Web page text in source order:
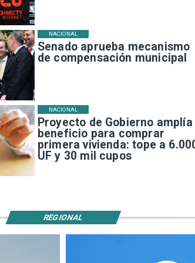
Senado aprueba mecanismo
de compensación municipal
NACIONAL
Proyecto de Gobierno amplía
beneficio para comprar
primera vivienda: tope a
UF y 30 mil cupos
NACIONAL
REGIONAL